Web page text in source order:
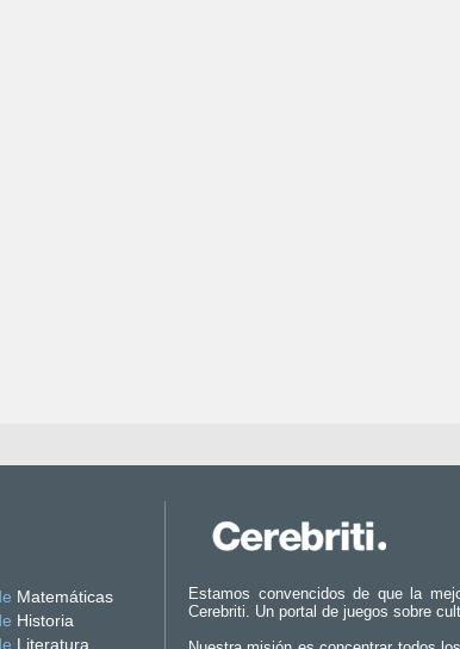
Matemáticas
Historia
Literatura
Estamos convencidos de que la
Cerebriti. Un portal de juegos sobre